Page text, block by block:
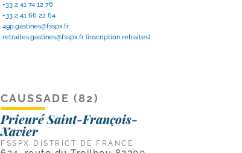
+33 2 41 74 12 78
+33 2 41 66 22 64
49p.gastines@fsspx.fr
retraites.gastines@fsspx.fr (inscription retraites)
CAUSSADE (82)
Prieuré Saint-François-
Xavier
FSSPX DISTRICT DE FRANCE